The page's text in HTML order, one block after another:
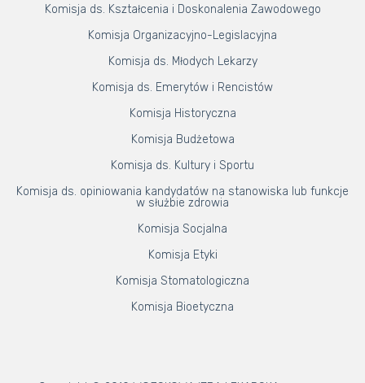
Komisja ds. Kształcenia i Doskonalenia Zawodowego
Komisja Organizacyjno-Legislacyjna
Komisja ds. Młodych Lekarzy
Komisja ds. Emerytów i Rencistów
Komisja Historyczna
Komisja Budżetowa
Komisja ds. Kultury i Sportu
Komisja ds. opiniowania kandydatów na stanowiska lub funkcje
w służbie zdrowia
Komisja Socjalna
Komisja Etyki
Komisja Stomatologiczna
Komisja Bioetyczna